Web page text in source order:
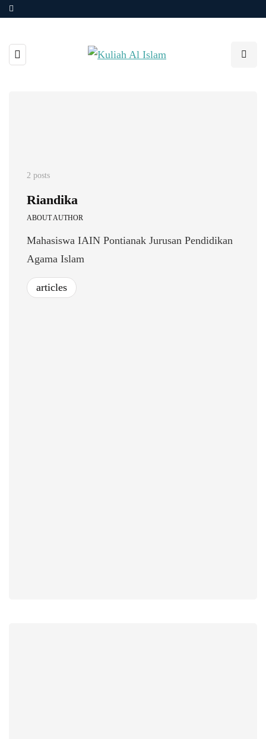
2 posts
Riandika
ABOUT AUTHOR
Mahasiswa IAIN Pontianak Jurusan Pendidikan
Agama Islam
articles